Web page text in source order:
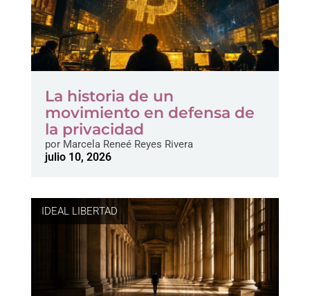
La historia de un
movimiento en defensa de
la privacidad
porMarcela Reneé Reyes Rivera
julio 10, 2026
IDEAL LIBERTAD